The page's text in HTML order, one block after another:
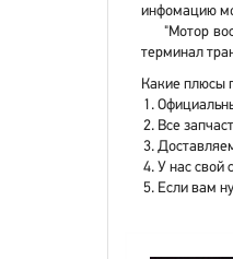
инфомацию
"Мотор
терминал
Какие плюсы
Все
У нас свой
Если вам